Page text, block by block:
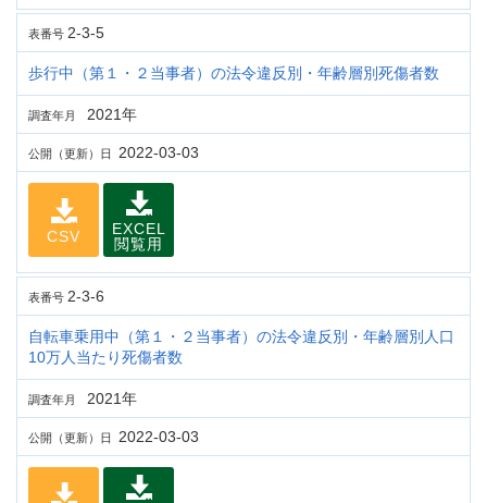
表番号 2-3-5
歩行中（第１・２当事者）の法令違反別・年齢層別死傷者数
調査年月 2021年
公開（更新）日 2022-03-03
CSV
EXCEL
閲覧用
表番号 2-3-6
自転車乗用中（第１・２当事者）の法令違反別・年齢層別人口
10万人当たり死傷者数
調査年月 2021年
公開（更新）日 2022-03-03